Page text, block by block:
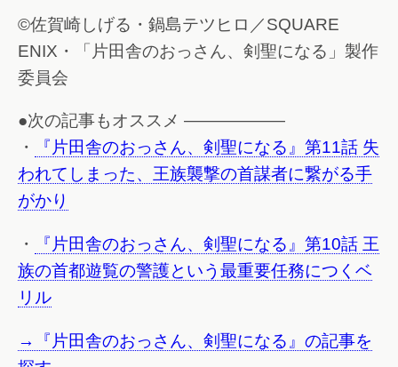
©佐賀崎しげる・鍋島テツヒロ／SQUARE
ENIX・「片田舎のおっさん、剣聖になる」製作
委員会
●次の記事もオススメ ——————
・
『片田舎のおっさん、剣聖になる』第11話 失
われてしまった、王族襲撃の首謀者に繋がる手
がかり
・
『片田舎のおっさん、剣聖になる』第10話 王
族の首都遊覧の警護という最重要任務につくベ
リル
→『片田舎のおっさん、剣聖になる』の記事を